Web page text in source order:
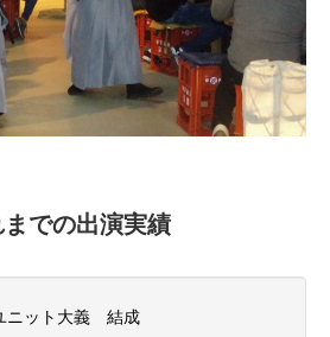
までの出演実績
ニット大義 結成